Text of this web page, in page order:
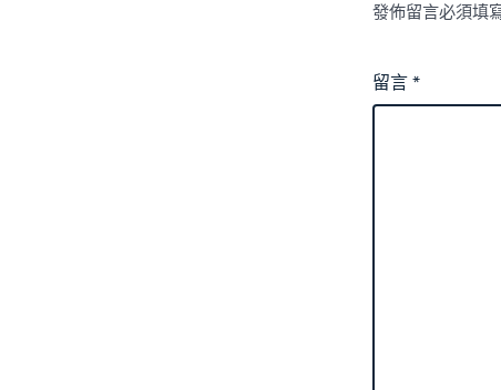
發佈留言必須填
留言*